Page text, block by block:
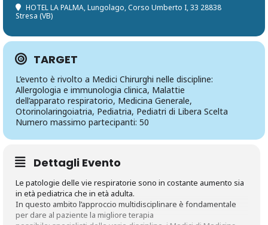
HOTEL LA PALMA, Lungolago, Corso Umberto I, 33 28838
Stresa (VB)
TARGET
L’evento è rivolto a Medici Chirurghi nelle discipline:
Allergologia e immunologia clinica, Malattie
dell’apparato respiratorio, Medicina Generale,
Otorinolaringoiatria, Pediatria, Pediatri di Libera Scelta
Numero massimo partecipanti: 50
Dettagli Evento
Le patologie delle vie respiratorie sono in costante aumento sia
in età pediatrica che in età adulta.
In questo ambito l’approccio multidisciplinare è fondamentale
per dare al paziente la migliore terapia